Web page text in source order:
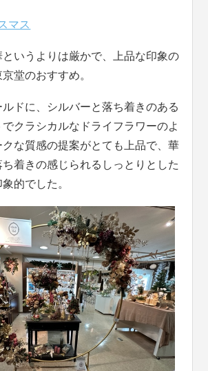
マス
というよりは厳かで、上品な印象の
堂のおすすめ。
ドに、シルバーと落ち着きのある
クラシカルなドライフラワーのよ
クな質感の提案がとても上品で、華
着きの感じられるしっとりとした
的でした。